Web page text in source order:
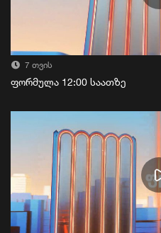
7 თვის
ფორმულა 12:00 საათზე